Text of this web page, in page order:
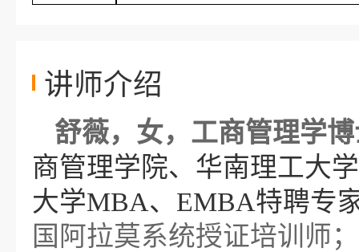
讲师介绍
舒薇，女， 工商管理学
商管理学院、华南理工大
大学MBA、EMBA特聘专
国阿拉莫系统授证培训师